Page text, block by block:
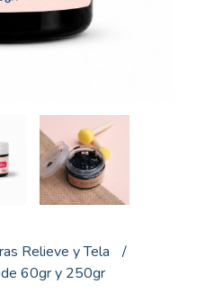
Relieve y Tela
60gr y 250gr